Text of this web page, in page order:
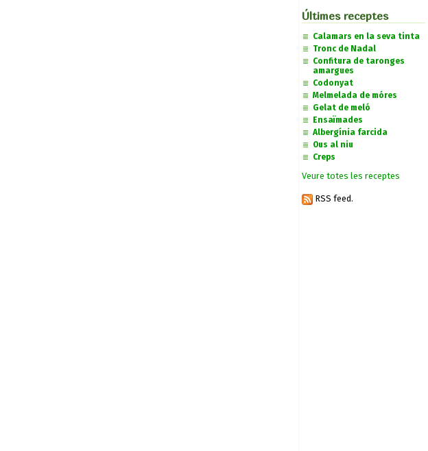
Últimes receptes
Calamars en la seva tinta
Tronc de Nadal
Confitura de taronges
amargues
Codonyat
Melmelada de móres
Gelat de meló
Ensaïmades
Albergínia farcida
Ous al niu
Creps
Veure totes les receptes
RSS feed.